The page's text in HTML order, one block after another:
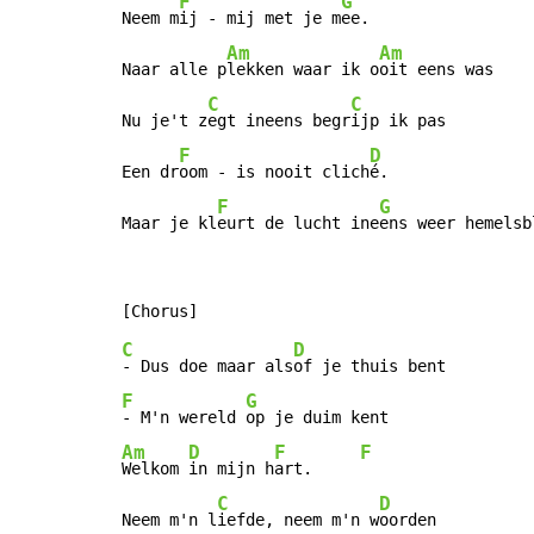
Neem mij - mij met je mee.
Naar alle p
Am
lekken waar ik o
Am
oit eens was
Nu je't z
C
egt ineens begr
C
ijp ik pas
Een dr
F
oom - is nooit clich
D
é.
Maar je kl
F
eurt de lucht ine
G
ens weer
C
- Dus doe maar als
D
F
- M'n wereld
G
Am
Welkom
D
in mijn h
F
art.
F
Neem m'n l
C
iefde, neem m'n w
D
oorden